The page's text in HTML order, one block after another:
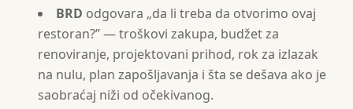
BRD odgovara „da li treba da otvorimo ovaj
restoran?” — troškovi zakupa, budžet za
renoviranje, projektovani prihod, rok za izlazak
na nulu, plan zapošljavanja i šta se dešava ako je
saobraćaj niži od očekivanog.